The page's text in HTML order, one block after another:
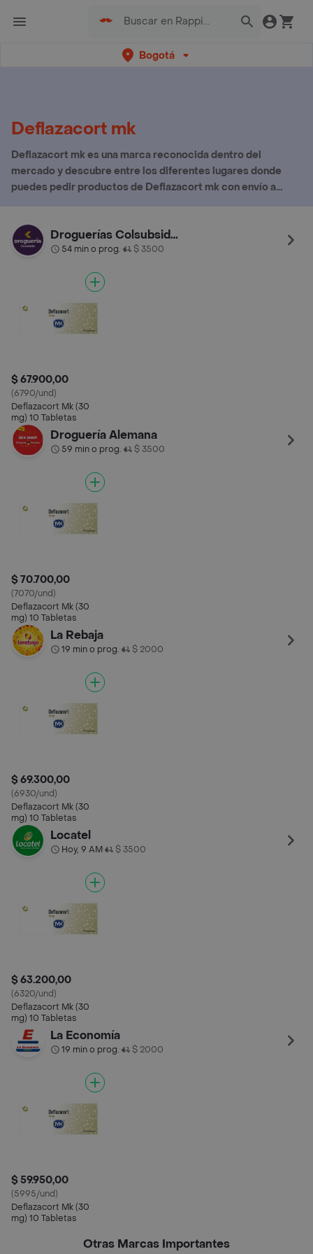
Bogotá
Deflazacort mk
Deflazacort mk es una marca reconocida dentro del
mercado y descubre entre los diferentes lugares donde
puedes pedir productos de Deflazacort mk con envío a
Droguerías Colsubsidio
54 min o prog.• $ 3500
$ 67.900,00
(6790/und)
Deflazacort Mk (30
mg) 10 Tabletas
Droguería Alemana
59 min o prog.• $ 3500
$ 70.700,00
(7070/und)
Deflazacort Mk (30
mg) 10 Tabletas
La Rebaja
19 min o prog.• $ 2000
$ 69.300,00
(6930/und)
Deflazacort Mk (30
mg) 10 Tabletas
Locatel
Hoy, 9 AM• $ 3500
$ 63.200,00
(6320/und)
Deflazacort Mk (30
mg) 10 Tabletas
La Economía
19 min o prog.• $ 2000
$ 59.950,00
(5995/und)
Deflazacort Mk (30
mg) 10 Tabletas
Otras Marcas Importantes